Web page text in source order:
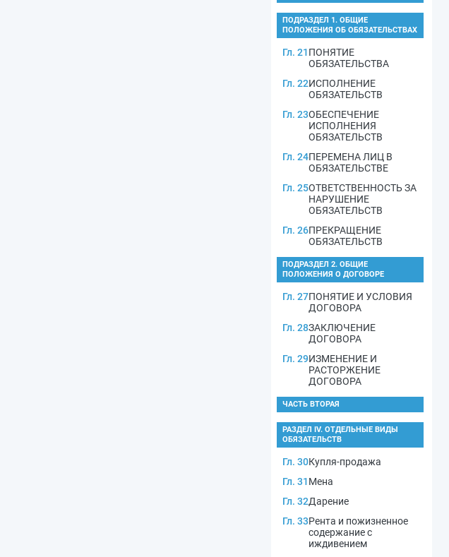
ПОДРАЗДЕЛ 1. ОБЩИЕ
ПОЛОЖЕНИЯ ОБ ОБЯЗАТЕЛЬСТВАХ
Гл. 21ПОНЯТИЕ
ОБЯЗАТЕЛЬСТВА
Гл. 22ИСПОЛНЕНИЕ
ОБЯЗАТЕЛЬСТВ
Гл. 23ОБЕСПЕЧЕНИЕ
ИСПОЛНЕНИЯ
ОБЯЗАТЕЛЬСТВ
Гл. 24ПЕРЕМЕНА ЛИЦ В
ОБЯЗАТЕЛЬСТВЕ
Гл. 25ОТВЕТСТВЕННОСТЬ ЗА
НАРУШЕНИЕ
ОБЯЗАТЕЛЬСТВ
Гл. 26ПРЕКРАЩЕНИЕ
ОБЯЗАТЕЛЬСТВ
ПОДРАЗДЕЛ 2. ОБЩИЕ
ПОЛОЖЕНИЯ О ДОГОВОРЕ
Гл. 27ПОНЯТИЕ И УСЛОВИЯ
ДОГОВОРА
Гл. 28ЗАКЛЮЧЕНИЕ
ДОГОВОРА
Гл. 29ИЗМЕНЕНИЕ И
РАСТОРЖЕНИЕ
ДОГОВОРА
ЧАСТЬ ВТОРАЯ
РАЗДЕЛ IV. ОТДЕЛЬНЫЕ ВИДЫ
ОБЯЗАТЕЛЬСТВ
Гл. 30Купля-продажа
Гл. 31Мена
Гл. 32Дарение
Гл. 33Рента и пожизненное
содержание с
иждивением